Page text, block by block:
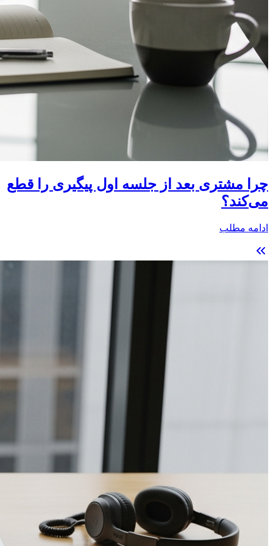
چرا مشتری بعد از جلسه اول پیگیری را قطع
می‌کند؟
ادامه مطلب